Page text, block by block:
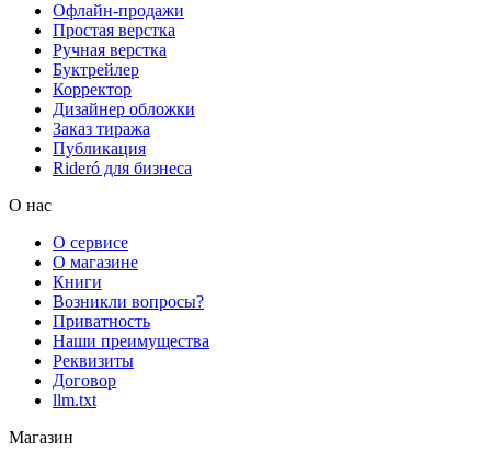
Офлайн-продажи
Простая верстка
Ручная верстка
Буктрейлер
Корректор
Дизайнер обложки
Заказ тиража
Публикация
Rideró для бизнеса
О нас
О сервисе
О магазине
Книги
Возникли вопросы?
Приватность
Наши преимущества
Реквизиты
Договор
llm.txt
Магазин